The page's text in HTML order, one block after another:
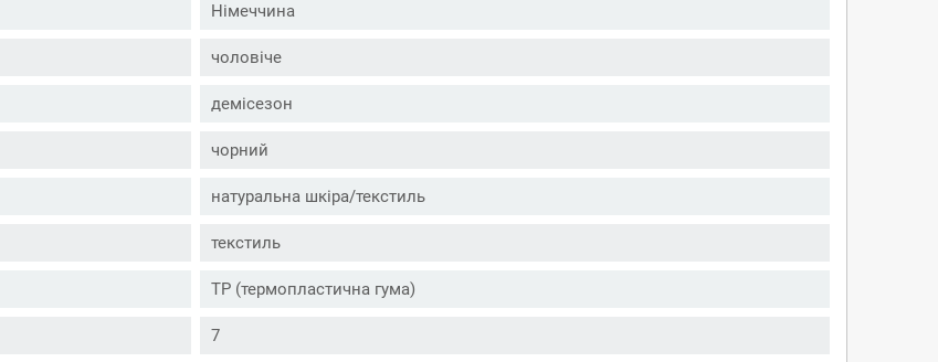
Німеччина
чоловіче
демісезон
чорний
натуральна шкіра/текстиль
текстиль
ТР (термопластична гума)
7